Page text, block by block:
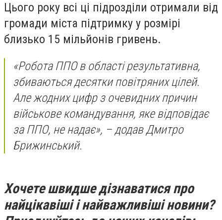
Цього року всі ці підрозділи отримали від
громади міста підтримку у розмірі
близько 15 мільйонів гривень.
«Робота ППО в області результативна,
збиваються десятки повітряних цілей.
Але жодних цифр з очевидних причин
військове командування, яке відповідає
за ППО, не надає», – додав Дмитро
Брижинський.
Хочете швидше дізнаватися про
найцікавіші і найважливіші новини?